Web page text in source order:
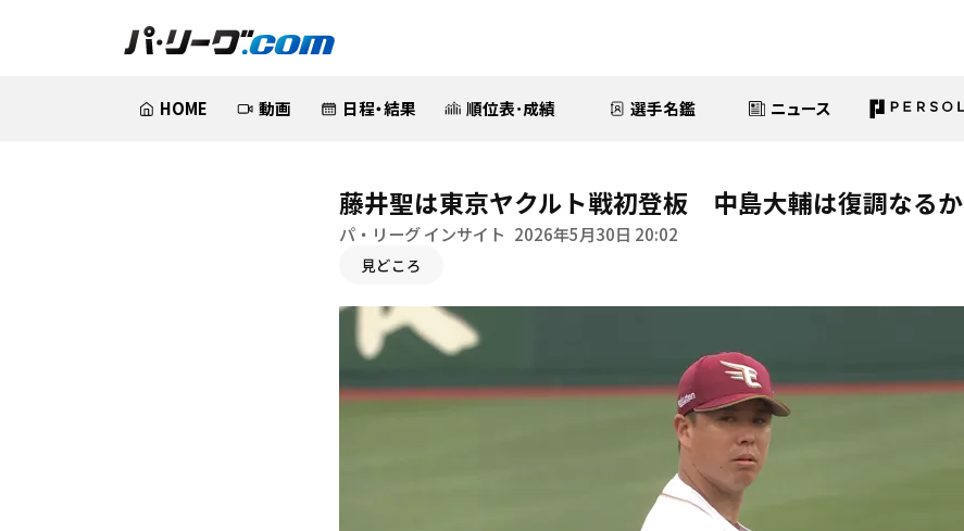
HOME 動画 日程・結果 順位表･成績 選手名鑑 ニュース
藤井聖は東京ヤクルト戦初登板 中島大輔は復調なるか
パ・リーグ インサイト 2026年5月30日 20:02
見どころ